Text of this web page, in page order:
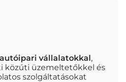
autóipari vállalatokkal,
közúti üzemeltetőkkel és
szolgáltatásokat